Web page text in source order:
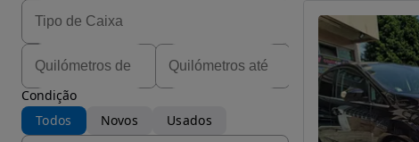
Condição
Todos
Novos Usados